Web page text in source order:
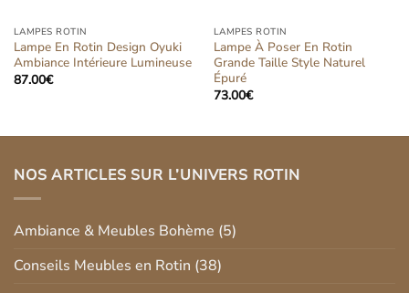
LAMPES ROTIN
Lampe En Rotin Design Oyuki
Ambiance Intérieure Lumineuse
87.00€
LAMPES ROTIN
Lampe À Poser En Rotin
Grande Taille Style Naturel
Épuré
73.00€
NOS ARTICLES SUR L’UNIVERS ROTIN
Ambiance & Meubles Bohème (5)
Conseils Meubles en Rotin (38)